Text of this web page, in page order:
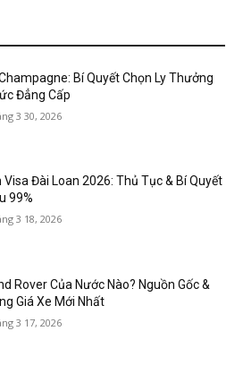
Bí Quyết Chọn Ly Thưởng
Đẳng Cấp
3 30, 2026
Visa Đài Loan 2026: Thủ Tục & Bí Quyết
99%
3 18, 2026
Rover Của Nước Nào? Nguồn Gốc &
Giá Xe Mới Nhất
3 17, 2026